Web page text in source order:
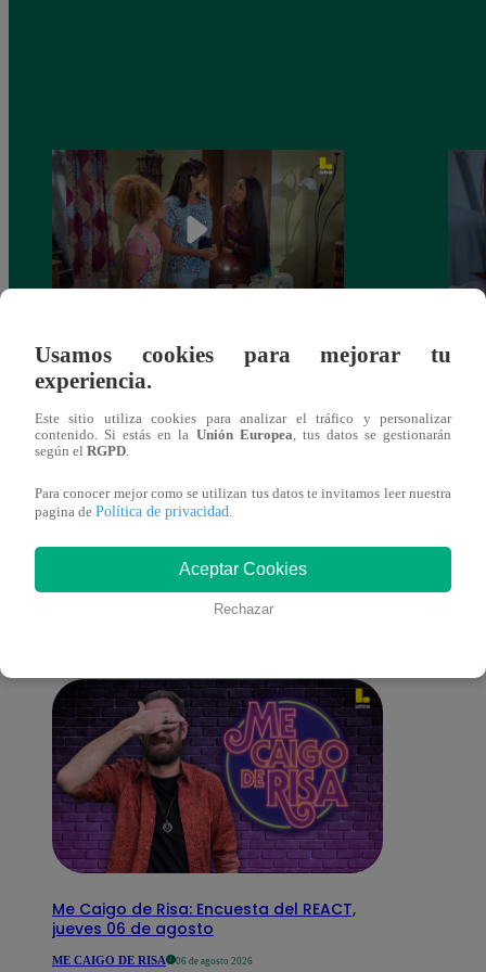
Valentina Valiente capítulo 44: Kathy y
Jenny atan cabos sobre la relación entre
También te puede
interesar
Me Caigo de Risa: Encuesta del REACT,
jueves 06 de agosto
ME CAIGO DE RISA 06 de agosto 2026
Usamos cookies para mejorar tu
experiencia.
Este sitio utiliza cookies para analizar el tráfico y personalizar
contenido. Si estás en la Unión Europea, tus datos se gestionarán
según el RGPD.
Para conocer mejor como se utilizan tus datos te invitamos leer nuestra
pagina de Política de privacidad.
Aceptar Cookies
Rechazar